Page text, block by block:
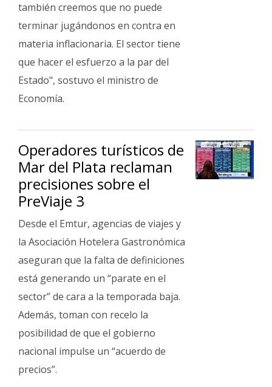
también creemos que no puede
terminar jugándonos en contra en
materia inflacionaria. El sector tiene
que hacer el esfuerzo a la par del
Estado", sostuvo el ministro de
Economía.
Operadores turísticos de
Mar del Plata reclaman
precisiones sobre el
PreViaje 3
Desde el Emtur, agencias de viajes y
la Asociación Hotelera Gastronómica
aseguran que la falta de definiciones
está generando un “parate en el
sector” de cara a la temporada baja.
Además, toman con recelo la
posibilidad de que el gobierno
nacional impulse un “acuerdo de
precios”.